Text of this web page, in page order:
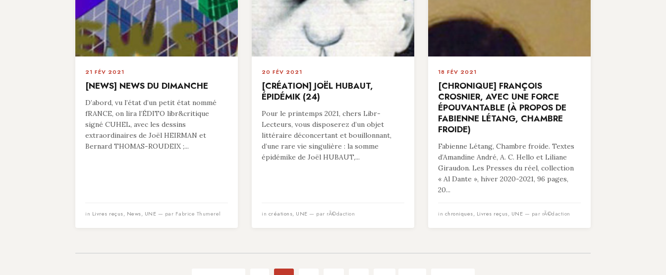
21 FÉV 2021
[NEWS] NEWS DU DIMANCHE
D’abord, vu l’état d’un petit état nommé
fRANCE, on lira l’ÉDITO libr&critique
signé CUHEL, avec les dessins
extraordinaires de Joël HEIRMAN et
Bernard THOMAS-ROUDEIX ;...
in Livres reçus, News, UNE — par Fabrice Thumerel
20 FÉV 2021
[CRÉATION] JOËL HUBAUT,
ÉPIDÉMIK (24)
Pour le printemps 2021, chers Libr-
Lecteurs, vous disposerez d’un objet
littéraire déconcertant et bouillonnant,
d’une rare vie singulière : la somme
épidémike de Joël HUBAUT,...
in créations, UNE — par rÃ©daction
18 FÉV 2021
[CHRONIQUE] FRANÇOIS
CROSNIER, AVEC UNE FORCE
ÉPOUVANTABLE (À PROPOS DE
FABIENNE LÉTANG, CHAMBRE
FROIDE)
Fabienne Létang, Chambre froide. Textes
d’Amandine André, A. C. Hello et Liliane
Giraudon. Les Presses du réel, collection
« Al Dante », hiver 2020-2021, 96 pages,
20...
in chroniques, Livres reçus, UNE — par rÃ©daction